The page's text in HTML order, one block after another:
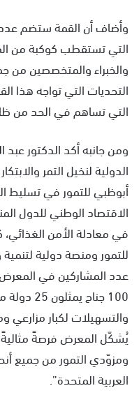
وأضاف أن القمة ستضم عدد
التي تستقطب كوكبة من
والخبراء والمتخصصين من
التحديات التي تواجه هذا
التي تساهم في الحد من
ومن جانبه أكد الدكتور عبد
الدولية لنخيل التمر
أبوظبي للتمور في تسليط
الاقتصاد الوطني للدول
في معادلة الأمن
للتمور ومنصة دولية
100
والتسهيلات لكبار
يُشكّل المعرض فرصةً مثاليةً
ومزوّدي التمور من جميع
العربية المتحدة”.